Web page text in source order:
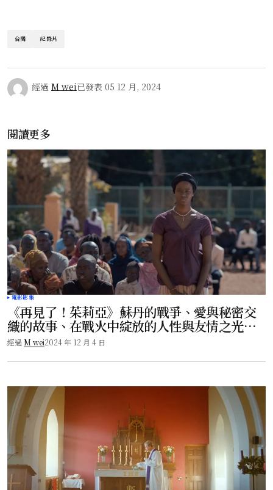
台灣 紀錄片
經過 M wei已發表 05 12 月, 2024
閱讀更多
電影影集
《再見了！茱莉亞》蘇丹的戰爭、愛與秘密交
織的故事、在戰火中綻放的人性與友情之光與
深刻反思！
經過 M wei2024 年 12 月 4 日